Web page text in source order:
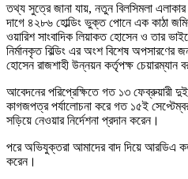
তথ্য সুত্রে জানা যায়, নতুন বিলসিমলা
দাগে ৪২৮৬ হোল্ডিং ভুক্ত পোনে এক কাঠা
ওয়ারিশ সাংবাদিক লিয়াকত হোসেন ও তার
নির্মানকৃত বিল্ডিং এর অংশ বিশেষ অপসারণের
হোসেন রাজশাহী উন্নয়ন কর্তৃপক্ষ চেয়ারম্যান
আবেদনের পরিপ্রেক্ষিতে গত ১৩ ফেব্রুয়ারী
কাগজপত্র পর্যালোচনা করে গত ১৫ই
সড়িয়ে নেওয়ার নির্দেশনা প্রদান করেন।
পরে অভিযুক্তরা আমাদের বাদ দিয়ে আরডিএ
করেন।